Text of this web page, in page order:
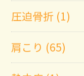
圧迫骨折 (1)
肩こり (65)